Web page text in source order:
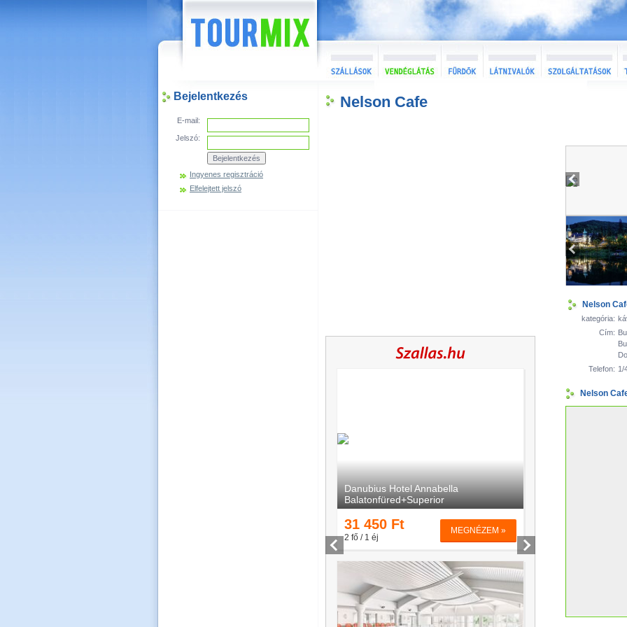
Bejelentkezés
E-mail:
Jelszó:
Ingyenes regisztráció
Elfelejtett jelszó
Nelson Cafe
Nelson
kategória:
Cím:
Telefon: 1/
Nelson